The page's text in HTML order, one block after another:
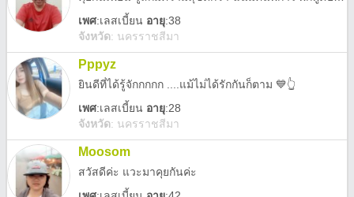
เพศ:เลสเบี้ยน อายุ:38
จังหวัด: นครราชสีมา
Pppyz
ยินดีที่ได้รู้จักกกกก ....แม้ไม่ได้รักกันก็ตาม 💙👆
เพศ:เลสเบี้ยน อายุ:28
จังหวัด: นครราชสีมา
Moosom
สวัสดีค่ะ แวะมาคุยกันค่ะ